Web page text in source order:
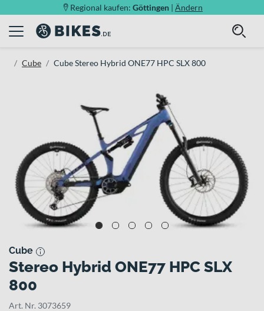
Regional kaufen: Göttingen | Ändern
Cube Cube Stereo Hybrid ONE77 HPC SLX 800
Cube
Stereo Hybrid ONE77 HPC SLX
800
Art. Nr. 3073659